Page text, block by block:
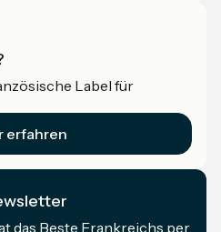
Label für
erfahren
das Beste Frankreichs per